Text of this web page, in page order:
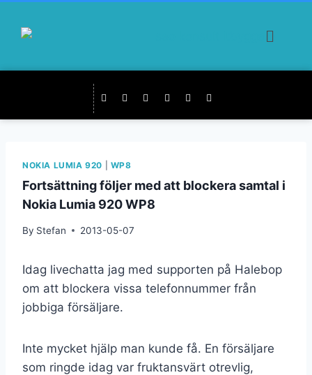
NOKIA LUMIA 920 WP8
Fortsättning följer med att blockera samtal i
Nokia Lumia 920 WP8
By Stefan 2013-05-07
Idag livechatta jag med supporten på Halebop
om att blockera vissa telefonnummer från
jobbiga försäljare.
Inte mycket hjälp man kunde få. En försäljare
som ringde idag var fruktansvärt otrevlig,